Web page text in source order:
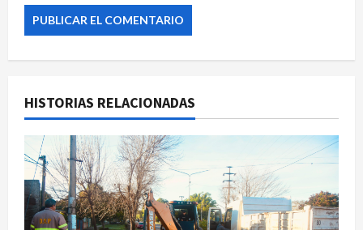
HISTORIAS RELACIONADAS